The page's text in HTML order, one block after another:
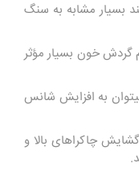
بسیار مشابه به سنگ
خون بسیار مؤثر
به افزایش شانس
چاکراهای بالا و